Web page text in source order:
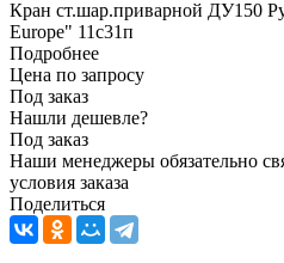
Кран ст.шар.приварной ДУ150
Europe" 11с31п
Подробнее
Цена по запросу
Под заказ
Нашли дешевле?
Под заказ
Наши менеджеры обязательно
условия заказа
Поделиться